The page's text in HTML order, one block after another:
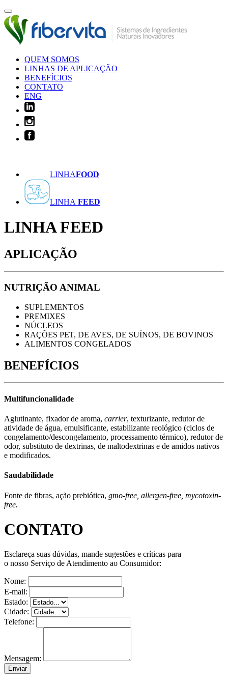
QUEM SOMOS
LINHAS DE APLICAÇÃO
BENEFÍCIOS
CONTATO
ENG
LINHAFOOD
LINHA FEED
LINHAFEED
APLICAÇÃO
NUTRIÇÃO ANIMAL
SUPLEMENTOS
PREMIXES
NÚCLEOS
RAÇÕES PET, DE AVES, DE SUÍNOS, DE BOVINOS
ALIMENTOS CONGELADOS
BENEFÍCIOS
Multifuncionalidade
Aglutinante, fixador de aroma, carrier, texturizante, redutor de
atividade de água, emulsificante, estabilizante reológico (ciclos de
congelamento/descongelamento, processamento térmico), redutor de
odor, substituto de dextrinas, de maltodextrinas e de amidos nativos
e modificados.
Saudabilidade
Fonte de fibras, ação prebiótica, gmo-free, allergen-free, mycotoxin-
free.
CONTATO
Esclareça suas dúvidas, mande sugestões e críticas para
o nosso Serviço de Atendimento ao Consumidor:
Nome:
E-mail:
Estado:
Cidade:
Telefone:
Mensagem:
Enviar